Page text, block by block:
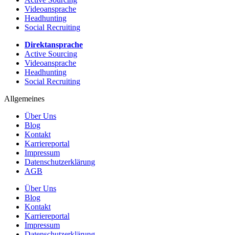
Videoansprache
Headhunting
Social Recruiting
Direktansprache
Active Sourcing
Videoansprache
Headhunting
Social Recruiting
Allgemeines
Über Uns
Blog
Kontakt
Karriereportal
Impressum
Datenschutzerklärung
AGB
Über Uns
Blog
Kontakt
Karriereportal
Impressum